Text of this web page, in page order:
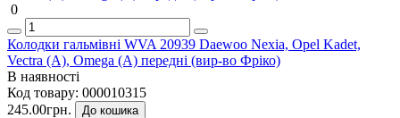
0
Колодки гальмівні WVA 20939 Daewoo Nexia, Opel Kadet,
Vectra (A), Omega (A) передні (вир-во Фріко)
В наявності
Код товару: 000010315
245.00грн.
До кошика